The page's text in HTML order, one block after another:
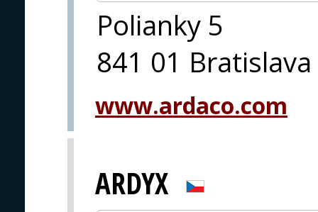
Polianky 5
841 01 Bratislava
www.ardaco.com
ARDYX